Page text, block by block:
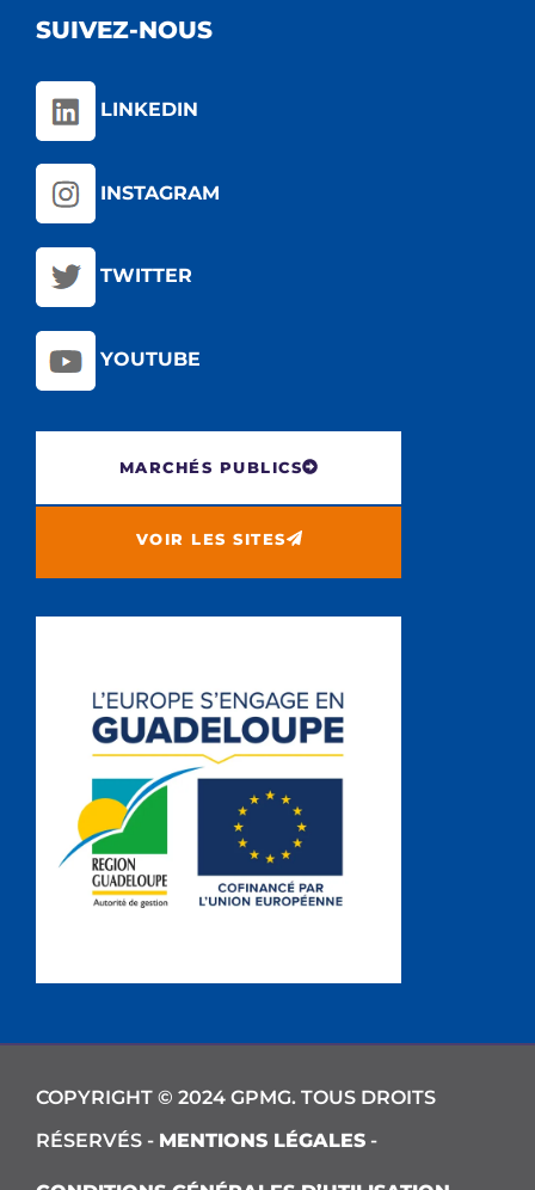
SUIVEZ-NOUS
LINKEDIN
INSTAGRAM
TWITTER
YOUTUBE
MARCHÉS PUBLICS
VOIR LES SITES
COPYRIGHT © 2024 GPMG. TOUS DROITS
RÉSERVÉS - MENTIONS LÉGALES -